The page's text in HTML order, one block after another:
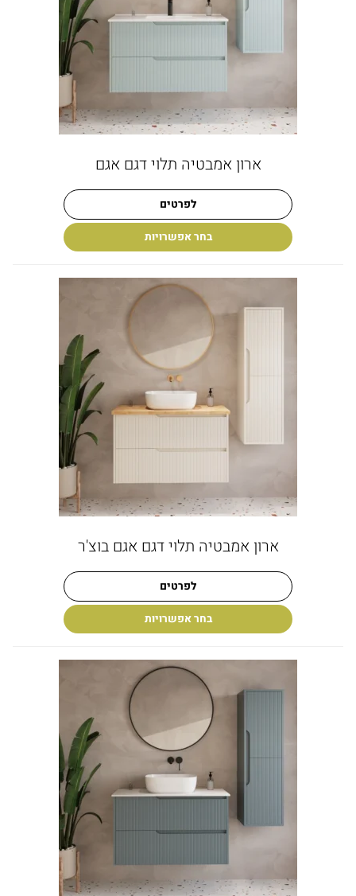
ארון אמבטיה תלוי דגם אגם
לפרטים
בחר אפשרויות
ארון אמבטיה תלוי דגם אגם בוצ'ר
לפרטים
בחר אפשרויות